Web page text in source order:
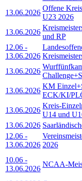
13.06.2026
Offene
U23 2026
13.06.2026
und RP
12.06 -
13.06.2026
13.06.2026
13.06.2026
KM
ECK/KI/
13.06.2026
Kreis-
U14 und
13.06.2026
12.06 -
13.06.2026 2026
10.06 -
13.06.2026
NCAA-